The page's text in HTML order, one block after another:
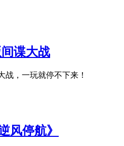
间谍大战
战，一玩就停不下来！
风停航》